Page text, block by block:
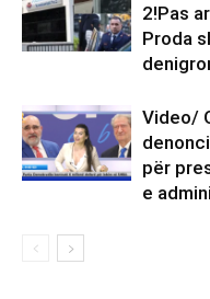
2!Pas
Proda
Video/
për
e